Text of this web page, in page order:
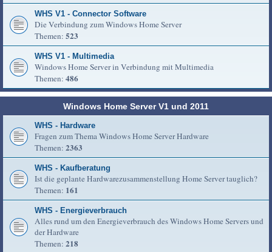
WHS V1 - Connector Software
Die Verbindung zum Windows Home Server
Themen: 523
WHS V1 - Multimedia
Windows Home Server in Verbindung mit Multimedia
Themen: 486
Windows Home Server V1 und 2011
WHS - Hardware
Fragen zum Thema Windows Home Server Hardware
Themen: 2363
WHS - Kaufberatung
Ist die geplante Hardwarezusammenstellung Home Server tauglich?
Themen: 161
WHS - Energieverbrauch
Alles rund um den Energieverbrauch des Windows Home Servers und
der Hardware
Themen: 218